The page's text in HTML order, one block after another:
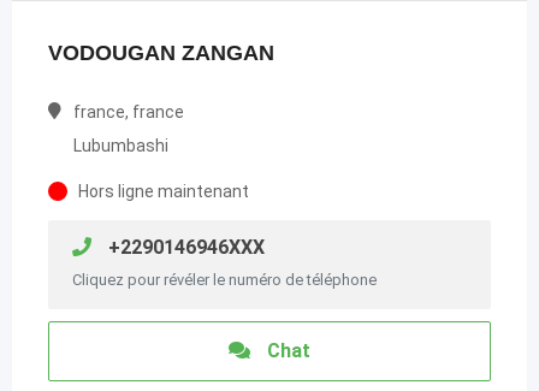
VODOUGAN ZANGAN
france, france
Lubumbashi
Hors ligne maintenant
+2290146946XXX
Cliquez pour révéler le numéro de téléphone
Chat